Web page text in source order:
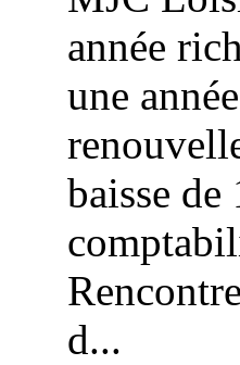
année
une
baisse
d...